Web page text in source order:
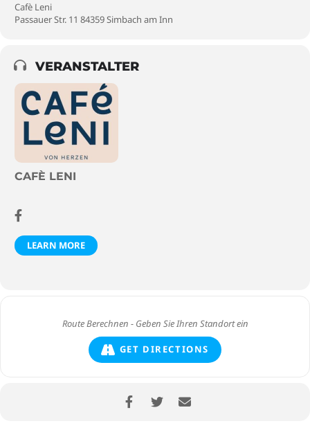
Cafè Leni
Passauer Str. 11 84359 Simbach am Inn
VERANSTALTER
CAFÈ LENI
LEARN MORE
GET DIRECTIONS